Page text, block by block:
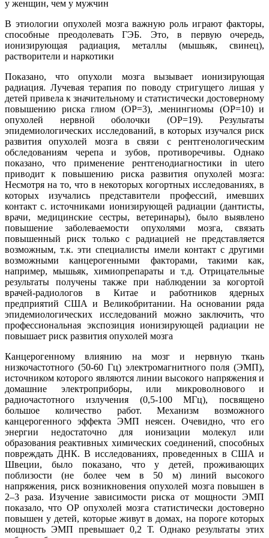
у женщин, чем у мужчин
В этиологии опухолей мозга важную роль играют факторы,
способные преодолевать ГЭБ. Это, в первую очередь,
ионизирующая радиация, металлы (мышьяк, свинец),
растворители и наркотики
Показано, что опухоли мозга вызывает ионизирующая
радиация. Лучевая терапия по поводу стригущего лишая у
детей привела к значительному и статистически достоверному
повышению риска глиом (ОР=3), .менингиомы (ОР=10) и
опухолей нервной оболочки (ОР=19). Результаты
эпидемиологических исследований, в которых изучался риск
развития опухолей мозга в связи с рентгенологическим
обследованиям черепа и зубов, противоречивы. Однако
показано, что применение рентгенодиагностики in utero
приводит к повышению риска развития опухолей мозга:
Несмотря на то, что в некоторых когортных исследованиях, в
которых изучались представители профессий, имевших
контакт с. источниками ионизирующей радиации (дантисты,
врачи, медицинские сестры, ветеринары), было выявлено
повышение заболеваемости опухолями мозга, связать
повышенный риск только с радиацией не представляется
возможным, т.к. эти специалисты имели контакт с другими
возможными канцерогенными факторами, такими как,
например, мышьяк, химиопрепараты и т.д. Отрицательные
результаты получены также при наблюдении за когортой
врачей-радиологов в Китае и работников ядерных
предприятий США и Великобритании. На основании ряда
эпидемиологических исследований можно заключить, что
профессиональная экспозиция ионизирующей радиации не
повышает риск развития опухолей мозга
Канцерогенному влиянию на мозг и нервную ткань
низкочастотного (50-60 Гц) электромагнитного поля (ЭМП),
источником которого являются линии высокого напряжения и
домашние электроприборы, или микроволнового и
радиочастотного излучения (0,5-100 МГц), посвящено
большое количество работ. Механизм возможного
канцерогенного эффекта ЭМП неясен. Очевидно, что его
энергии недостаточно для ионизации молекул или
образования реактивных химических соединений, способных
повреждать ДНК. В исследованиях, проведенных в США и
Швеции, было показано, что у детей, проживающих
поблизости (не более чем в 50 м) линий высокого
напряжения, риск возникновения опухолей мозга повышен в
2–3 раза. Изучение зависимости риска от мощности ЭМП
показало, что ОР опухолей мозга статистически достоверно
повышен у детей, которые живут в домах, на пороге которых
мощность ЭМП превышает 0,2 Т. Однако результаты этих